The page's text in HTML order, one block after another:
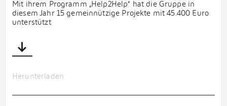
Mit ihrem Programm „Help2Help“ hat die Gruppe in
diesem Jahr 15 gemeinnützige Projekte mit 45.400 Euro
unterstützt
Herunterladen